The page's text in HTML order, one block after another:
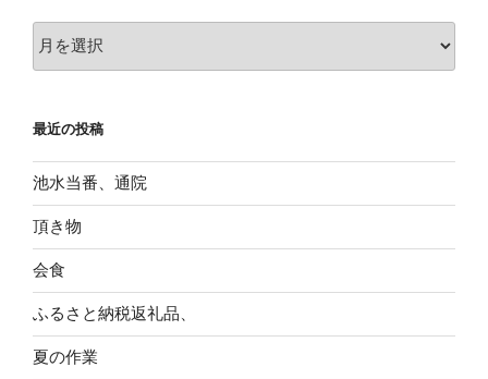
ー
ブ
最近の投稿
池水当番、通院
頂き物
会食
ふるさと納税返礼品、
夏の作業